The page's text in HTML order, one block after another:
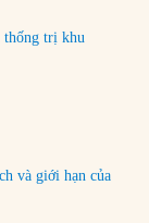
thống trị khu
và giới hạn của